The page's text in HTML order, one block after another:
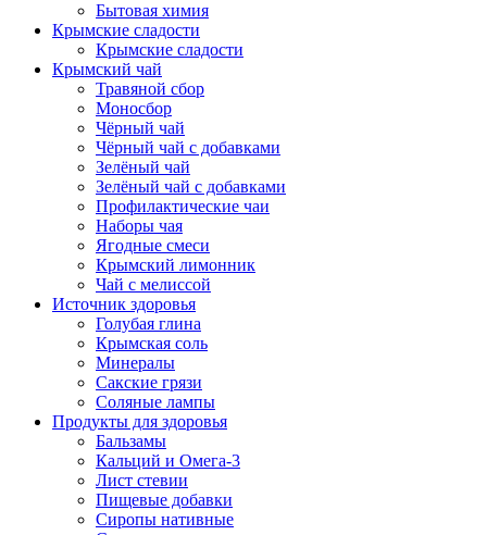
Бытовая химия
Крымские сладости
Крымские сладости
Крымский чай
Травяной сбор
Моносбор
Чёрный чай
Чёрный чай с добавками
Зелёный чай
Зелёный чай с добавками
Профилактические чаи
Наборы чая
Ягодные смеси
Крымский лимонник
Чай с мелиссой
Источник здоровья
Голубая глина
Крымская соль
Минералы
Сакские грязи
Соляные лампы
Продукты для здоровья
Бальзамы
Кальций и Омега-3
Лист стевии
Пищевые добавки
Сиропы нативные